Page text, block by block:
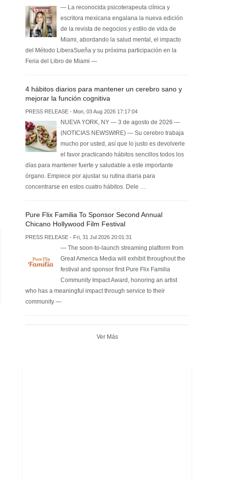
— La reconocida psicoterapeuta clínica y
escritora mexicana engalana la nueva edición
de la revista de negocios y estilo de vida de
Miami, abordando la salud mental, el impacto
del Método LiberaSueña y su próxima participación en la
Feria del Libro de Miami —
4 hábitos diarios para mantener un cerebro sano y
mejorar la función cognitiva
PRESS RELEASE - Mon, 03 Aug 2026 17:17:04
NUEVA YORK, NY — 3 de agosto de 2026 —
(NOTICIAS NEWSWIRE) — Su cerebro trabaja
mucho por usted, así que lo justo es devolverle
el favor practicando hábitos sencillos todos los
días para mantener fuerte y saludable a este importante
órgano. Empiece por ajustar su rutina diaria para
concentrarse en estos cuatro hábitos. Dele …
Pure Flix Familia To Sponsor Second Annual
Chicano Hollywood Film Festival
PRESS RELEASE - Fri, 31 Jul 2026 20:01:31
— The soon-to-launch streaming platform from
Great America Media will exhibit throughout the
festival and sponsor first Pure Flix Familia
Community Impact Award, honoring an artist
who has a meaningful impact through service to their
community —
Ver Más